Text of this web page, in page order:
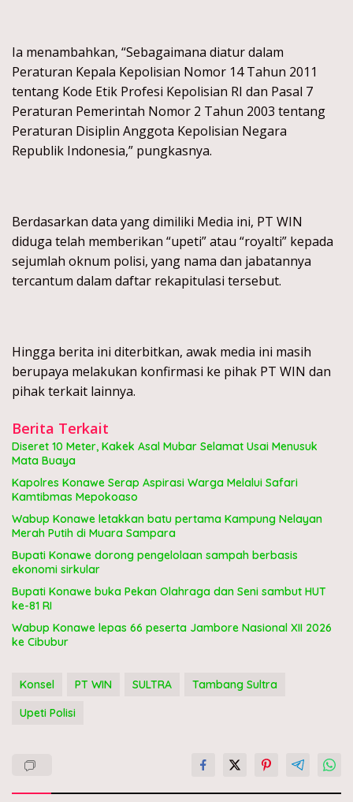
Ia menambahkan, “Sebagaimana diatur dalam
Peraturan Kepala Kepolisian Nomor 14 Tahun 2011
tentang Kode Etik Profesi Kepolisian RI dan Pasal 7
Peraturan Pemerintah Nomor 2 Tahun 2003 tentang
Peraturan Disiplin Anggota Kepolisian Negara
Republik Indonesia,” pungkasnya.
Berdasarkan data yang dimiliki Media ini, PT WIN
diduga telah memberikan “upeti” atau “royalti” kepada
sejumlah oknum polisi, yang nama dan jabatannya
tercantum dalam daftar rekapitulasi tersebut.
Hingga berita ini diterbitkan, awak media ini masih
berupaya melakukan konfirmasi ke pihak PT WIN dan
pihak terkait lainnya.
Berita Terkait
Diseret 10 Meter, Kakek Asal Mubar Selamat Usai Menusuk
Mata Buaya
Kapolres Konawe Serap Aspirasi Warga Melalui Safari
Kamtibmas Mepokoaso
Wabup Konawe letakkan batu pertama Kampung Nelayan
Merah Putih di Muara Sampara
Bupati Konawe dorong pengelolaan sampah berbasis
ekonomi sirkular
Bupati Konawe buka Pekan Olahraga dan Seni sambut HUT
ke-81 RI
Wabup Konawe lepas 66 peserta Jambore Nasional XII 2026
ke Cibubur
Konsel PT WIN SULTRA
Tambang Sultra
Upeti Polisi